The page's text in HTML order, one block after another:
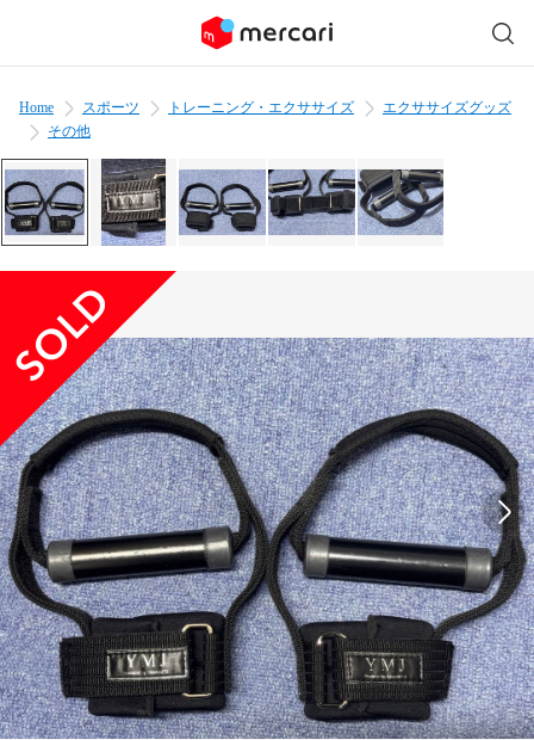
Home スポーツ トレーニング・エクササイズ
エクササイズグッズ
その他